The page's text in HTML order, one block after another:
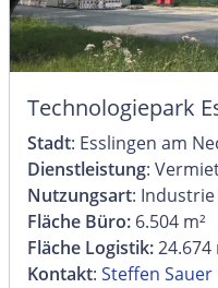
Technologiepark
Stadt: Esslingen am
Dienstleistung:
Nutzungsart:
Fläche Büro: 6.504 m²
Fläche Logistik:24.674
Kontakt: Steffen Sauer